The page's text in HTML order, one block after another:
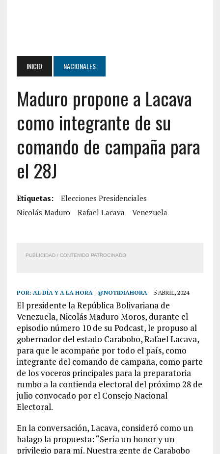
INICIO NACIONALES
Maduro propone a Lacava
como integrante de su
comando de campaña para
el 28J
Etiquetas:
Elecciones Presidenciales
Nicolás Maduro
Rafael Lacava Venezuela
PUBLICIDAD / CONTENIDO PATROCINADO
POR: AL DÍA Y A LA HORA | @NOTIDIAHORA 5 ABRIL, 2024
El presidente la República Bolivariana de
Venezuela, Nicolás Maduro Moros, durante el
episodio número 10 de su Podcast, le propuso al
gobernador del estado Carabobo, Rafael Lacava,
para que le acompañe por todo el país, como
integrante del comando de campaña, como parte
de los voceros principales para la preparatoria
rumbo a la contienda electoral del próximo 28 de
julio convocado por el Consejo Nacional
Electoral.
En la conversación, Lacava, consideró como un
halago la propuesta: “Sería un honor y un
privilegio para mí. Nuestra gente de Carabobo